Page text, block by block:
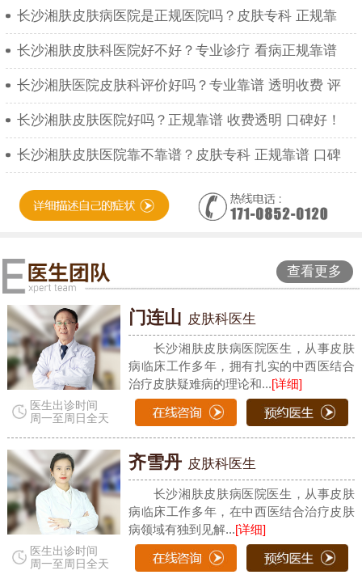
长沙湘肤皮肤病医院是正规医院吗？皮肤专科 正规靠
长沙湘肤皮肤科医院好不好？专业诊疗 看病正规靠谱
长沙湘肤医院皮肤科评价好吗？专业靠谱 透明收费 评
长沙湘肤皮肤医院好吗？正规靠谱 收费透明 口碑好！
长沙湘肤皮肤医院靠不靠谱？皮肤专科 正规靠谱 口碑
查看更多
医生出诊时间
周一至周日全天
门连山 皮肤科医生
长沙湘肤皮肤病医院医生，从事皮肤
病临床工作多年，拥有扎实的中西医结合
治疗皮肤疑难病的理论和...[详细]
医生出诊时间
周一至周日全天
齐雪丹 皮肤科医生
长沙湘肤皮肤病医院医生，从事皮肤
病临床工作多年，在中西医结合治疗皮肤
病领域有独到见解...[详细]